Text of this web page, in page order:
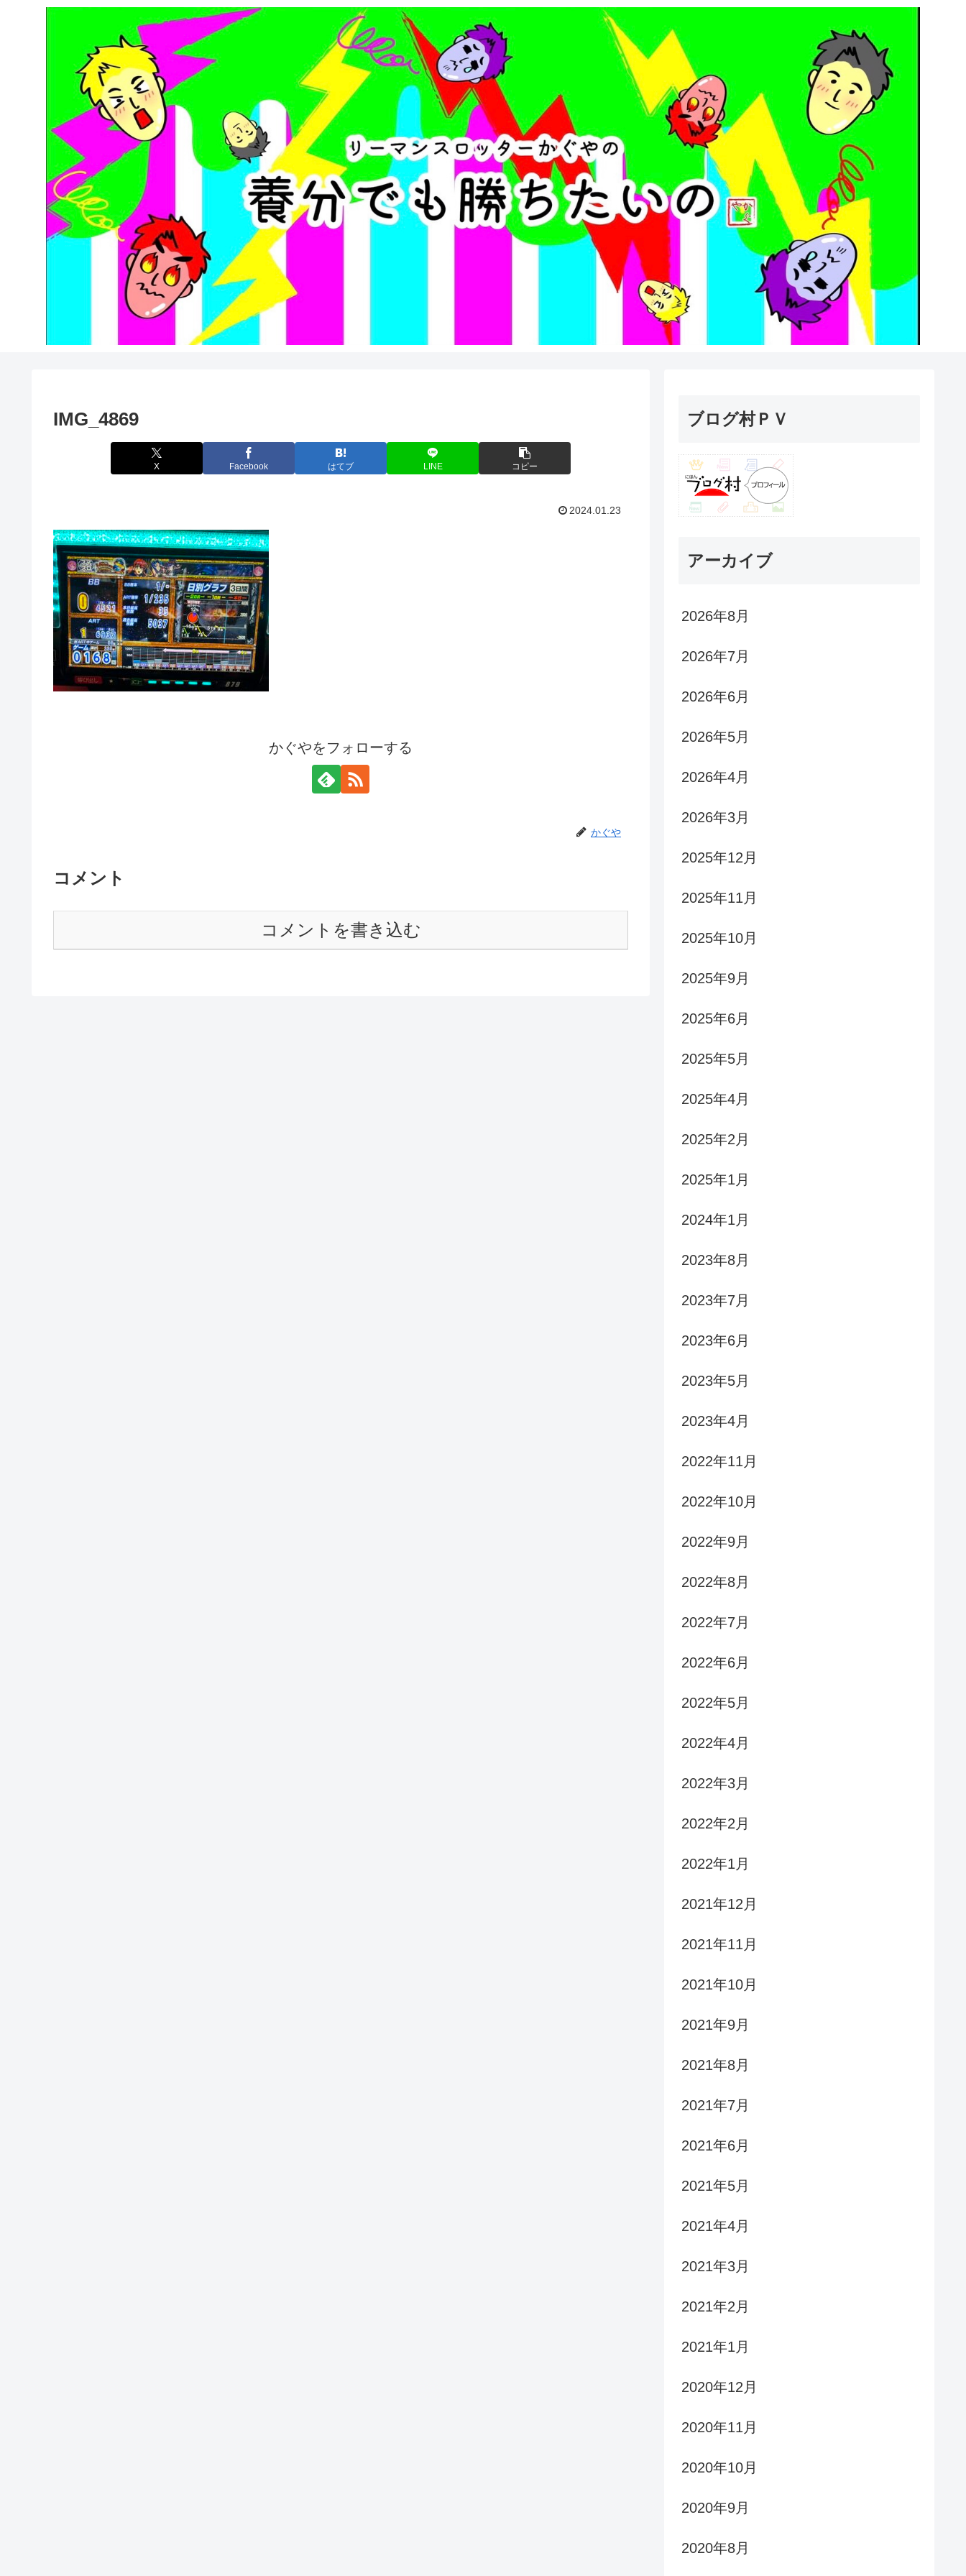
IMG_4869
X Facebook はてブ LINE コピー
2024.01.23
かぐやをフォローする
かぐや
コメント
コメントを書き込む
ブログ村ＰＶ
アーカイブ
2026年8月
2026年7月
2026年6月
2026年5月
2026年4月
2026年3月
2025年12月
2025年11月
2025年10月
2025年9月
2025年6月
2025年5月
2025年4月
2025年2月
2025年1月
2024年1月
2023年8月
2023年7月
2023年6月
2023年5月
2023年4月
2022年11月
2022年10月
2022年9月
2022年8月
2022年7月
2022年6月
2022年5月
2022年4月
2022年3月
2022年2月
2022年1月
2021年12月
2021年11月
2021年10月
2021年9月
2021年8月
2021年7月
2021年6月
2021年5月
2021年4月
2021年3月
2021年2月
2021年1月
2020年12月
2020年11月
2020年10月
2020年9月
2020年8月